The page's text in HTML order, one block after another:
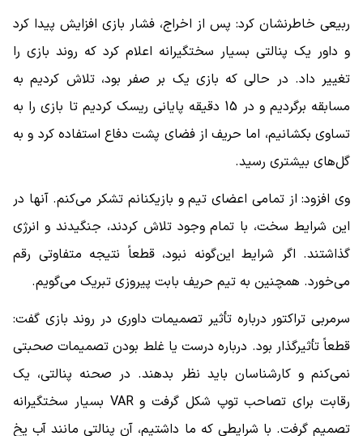
ربیعی خاطرنشان کرد: پس از اخراج، فشار بازی افزایش پیدا کرد
و داور یک پنالتی بسیار سختگیرانه اعلام کرد که روند بازی را
تغییر داد. در حالی که بازی یک بر صفر بود، تلاش کردیم به
مسابقه برگردیم و در 15 دقیقه پایانی ریسک کردیم تا بازی را به
تساوی بکشانیم، اما حریف از فضای پشت دفاع استفاده کرد و به
گل‌های بیشتری رسید.
وی افزود: از تمامی اعضای تیم و بازیکنانم تشکر می‌کنم. آنها در
این شرایط سخت، با تمام وجود تلاش کردند، جنگیدند و انرژی
گذاشتند. اگر شرایط این‌گونه نبود، قطعاً نتیجه متفاوتی رقم
می‌خورد. همچنین به تیم حریف بابت پیروزی تبریک می‌گویم.
سرمربی تراکتور درباره تأثیر تصمیمات داوری در روند بازی گفت:
قطعاً تأثیرگذار بود. درباره درست یا غلط بودن تصمیمات صحبتی
نمی‌کنم و کارشناسان باید نظر بدهند. در صحنه پنالتی، یک
رقابت برای تصاحب توپ شکل گرفت و VAR بسیار سختگیرانه
تصمیم گرفت. با شرایطی که ما داشتیم، آن پنالتی مانند آب یخ